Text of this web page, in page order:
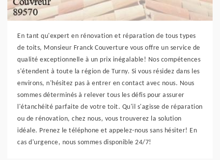
En tant qu'expert en rénovation et réparation de tous types
de toits, Monsieur Franck Couverture vous offre un service de
qualité exceptionnelle à un prix inégalable! Nos compétences
s'étendent à toute la région de Turny. Si vous résidez dans les
environs, n'hésitez pas à entrer en contact avec nous. Nous
sommes déterminés à relever tous les défis pour assurer
l'étanchéité parfaite de votre toit. Qu'il s'agisse de réparation
ou de rénovation, chez nous, vous trouverez la solution
idéale. Prenez le téléphone et appelez-nous sans hésiter! En
cas d'urgence, nous sommes disponible 24/7!